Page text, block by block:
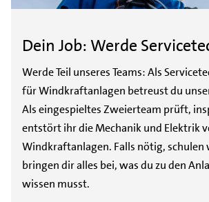
Dein Job: Werde
Werde Teil unseres Teams: Als
für Windkraftanlagen betreust du
Als eingespieltes Zweierteam prüft,
entstört ihr die Mechanik und Elektrik
Windkraftanlagen. Falls nötig, schulen
bringen dir alles bei, was du zu den
wissen musst.